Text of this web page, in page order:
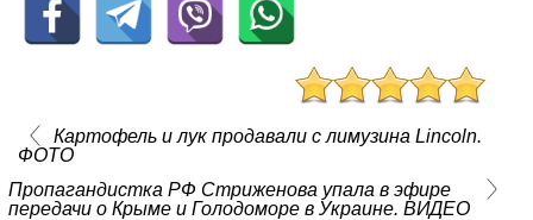
Картофель и лук продавали с лимузина Lincoln.
ФОТО
Пропагандистка РФ Стриженова упала в эфире
передачи о Крыме и Голодоморе в Украине. ВИДЕО